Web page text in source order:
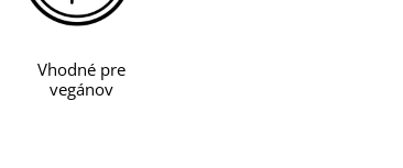
Vhodné pre
vegánov